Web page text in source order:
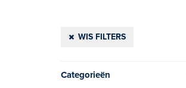
WIS FILTERS
Categorieën